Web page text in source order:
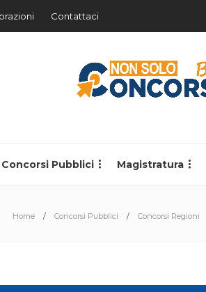
Contattaci
Concorsi Pubblici Magistratura
Home Concorsi Pubblici Concorsi Regioni